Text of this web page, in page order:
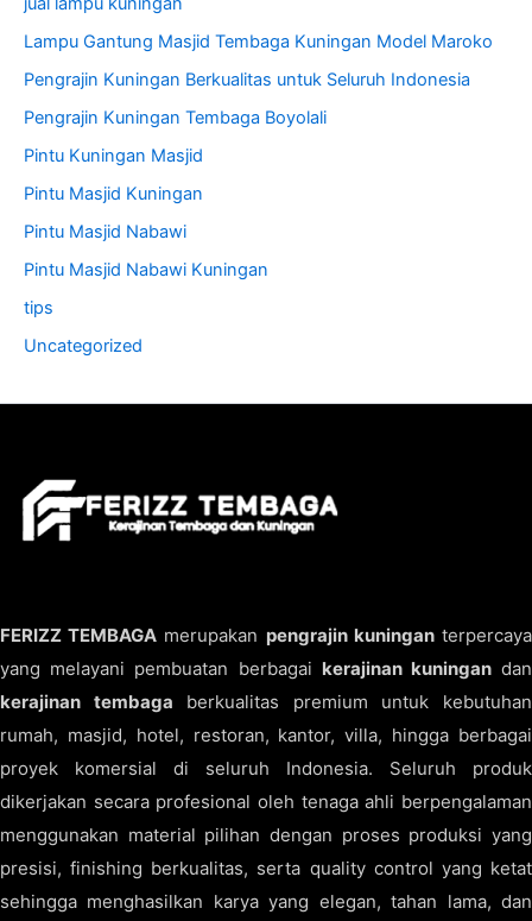
Lampu Gantung Masjid Tembaga Kuningan Model Maroko
Pengrajin Kuningan Berkualitas untuk Seluruh Indonesia
Pengrajin Kuningan Tembaga Boyolali
Pintu Kuningan Masjid
Pintu Masjid Kuningan
Pintu Masjid Nabawi
Pintu Masjid Nabawi Kuningan
tips
Uncategorized
FERIZZ TEMBAGA merupakan pengrajin kuninganterpercaya
yang melayani pembuatan berbagai kerajinan kuningandan
kerajinan tembaga berkualitas premium untuk kebutuhan
rumah, masjid, hotel, restoran, kantor, villa, hingga berbagai
proyek komersial di seluruh Indonesia. Seluruh produk
dikerjakan secara profesional oleh tenaga ahli berpengalaman
menggunakan material pilihan dengan proses produksi yang
presisi, finishing berkualitas, serta quality control yang ketat
sehingga menghasilkan karya yang elegan, tahan lama, dan